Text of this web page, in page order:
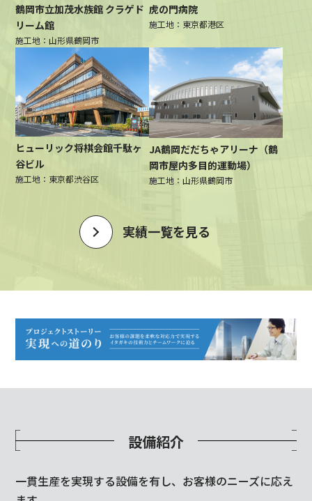
鶴岡市立加茂水族館 クラゲド
リーム館
施工地：山形県鶴岡市
⻁の門病院
施工地：東京都港区
ヒューリック将棋会館千駄ヶ
谷ビル
施工地：東京都渋谷区
JA鶴岡だだちゃアリーナ（鶴
岡市屋内多目的運動場）
施工地：山形県鶴岡市
実績一覧を見る
設備紹介
一貫生産を実現する設備を有し、お客様のニーズに応え